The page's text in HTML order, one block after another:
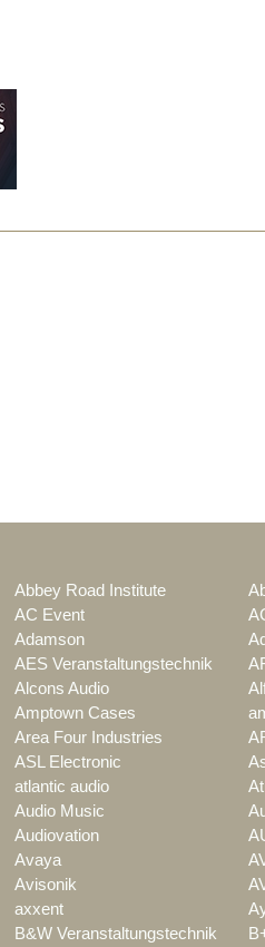
Abbey Road Institute
AC Event
Adamson
AES Veranstaltungstechnik
Alcons Audio
Amptown Cases
Area Four Industries
ASL Electronic
atlantic audio
Audio Music
Audiovation
Avaya
Avisonik
axxent
B&W Veranstaltungstechnik